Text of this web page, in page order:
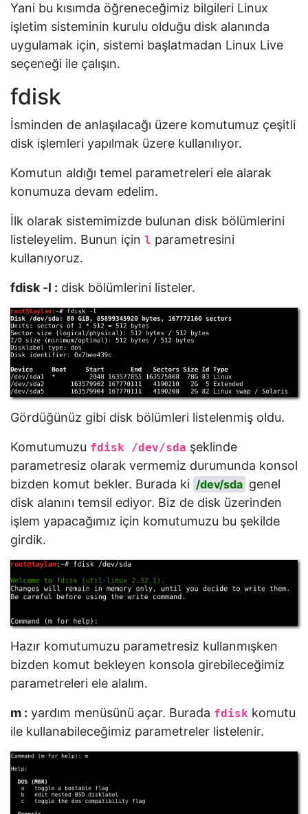
Yani bu kısımda öğreneceğimiz bilgileri Linux
işletim sisteminin kurulu olduğu disk alanında
uygulamak için, sistemi başlatmadan Linux Live
seçeneği ile çalışın.
fdisk
İsminden de anlaşılacağı üzere komutumuz çeşitli
disk işlemleri yapılmak üzere kullanılıyor.
Komutun aldığı temel parametreleri ele alarak
konumuza devam edelim.
İlk olarak sistemimizde bulunan disk bölümlerini
listeleyelim. Bunun için l parametresini
kullanıyoruz.
fdisk -l : disk bölümlerini listeler.
Gördüğünüz gibi disk bölümleri listelenmiş oldu.
Komutumuzu fdisk /dev/sda şeklinde
parametresiz olarak vermemiz durumunda konsol
bizden komut bekler. Burada ki /dev/sda genel
disk alanını temsil ediyor. Biz de disk üzerinden
işlem yapacağımız için komutumuzu bu şekilde
girdik.
Hazır komutumuzu parametresiz kullanmışken
bizden komut bekleyen konsola girebileceğimiz
parametreleri ele alalım.
m : yardım menüsünü açar. Burada fdisk komutu
ile kullanabileceğimiz parametreler listelenir.